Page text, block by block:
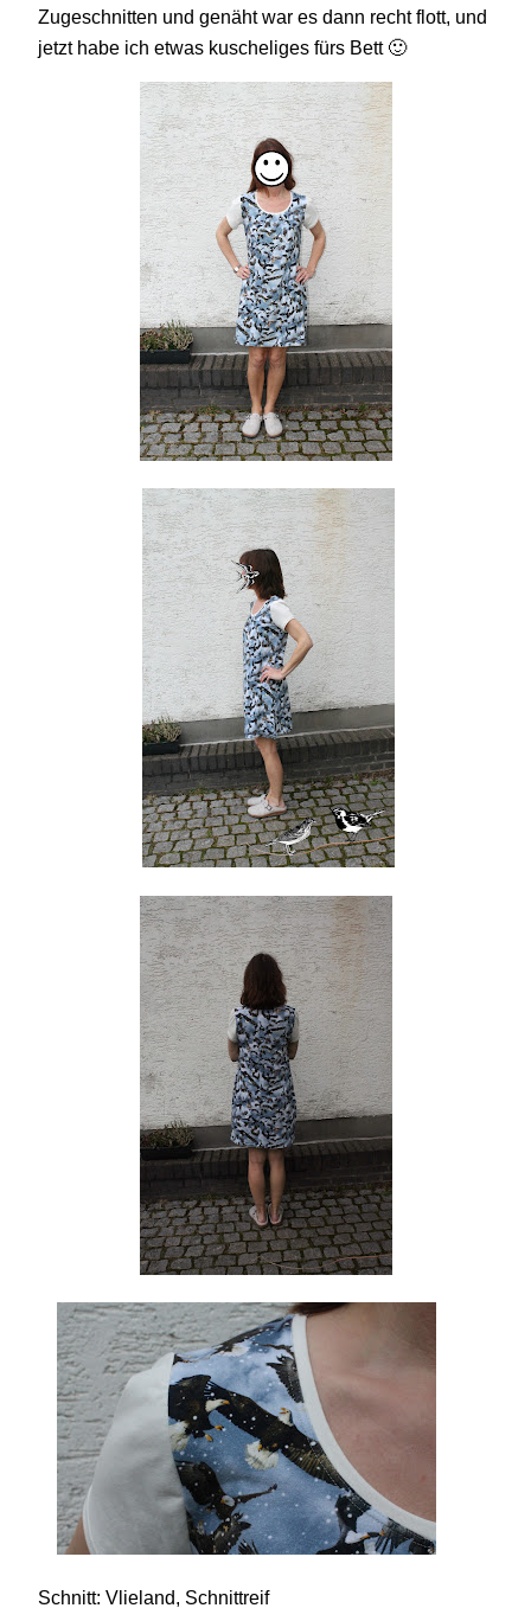
Zugeschnitten und genäht war es dann recht flott, und
jetzt habe ich etwas kuscheliges fürs Bett 🙂
Schnitt: Vlieland, Schnittreif